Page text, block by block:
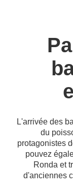
L'arrivée des
du
protagonistes
pouvez
Ronda et
d'anciennes